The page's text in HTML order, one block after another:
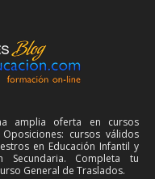
amplia oferta en cursos
cursos válidos
en Educación Infantil y
Secundaria. Completa tu
General de Traslados.